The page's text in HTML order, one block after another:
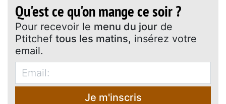
Qu'est ce qu'on mange ce soir ?
Pour recevoir le menu du jour de
Ptitchef tous les matins, insérez votre
email.
Je m'inscris